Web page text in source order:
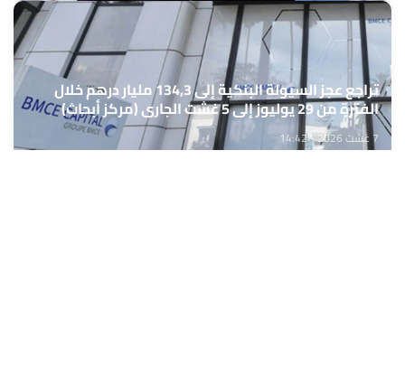
تراجع عجز السيولة البنكية إلى 134,3 مليار درهم خلال
الفترة من 29 يوليوز إلى 5 غشت الجاري (مركز أبحاث)
7 غشت 2026 - 14:42